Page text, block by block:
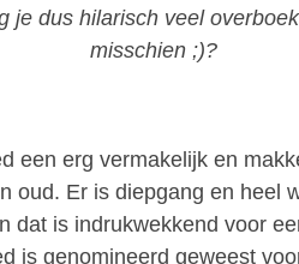
je dus hilarisch veel
misschien ;)?
een erg vermakelijk en
oud. Er is diepgang en heel
dat is indrukwekkend voor
is genomineerd geweest